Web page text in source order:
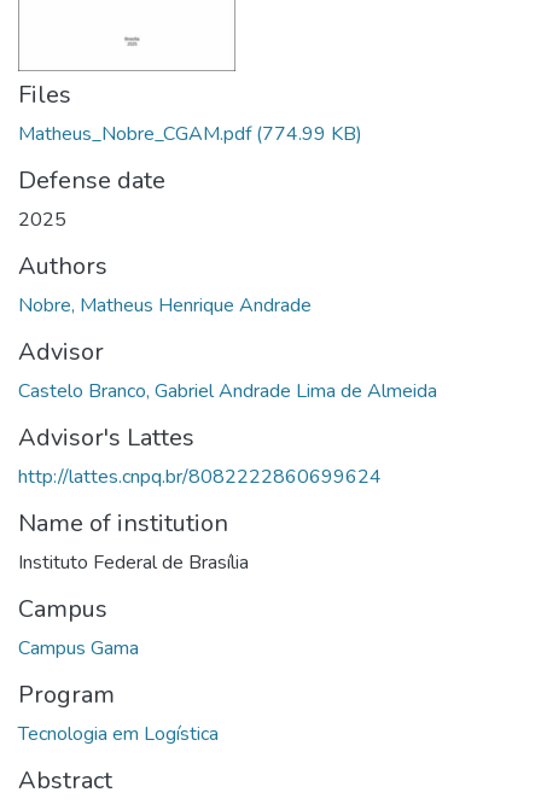
Files
Matheus_Nobre_CGAM.pdf(774.99 KB)
Defense date
2025
Authors
Nobre, Matheus Henrique Andrade
Advisor
Castelo Branco, Gabriel Andrade Lima de Almeida
Advisor's Lattes
http://lattes.cnpq.br/8082222860699624
Name of institution
Instituto Federal de Brasília
Campus
Campus Gama
Program
Tecnologia em Logística
Abstract